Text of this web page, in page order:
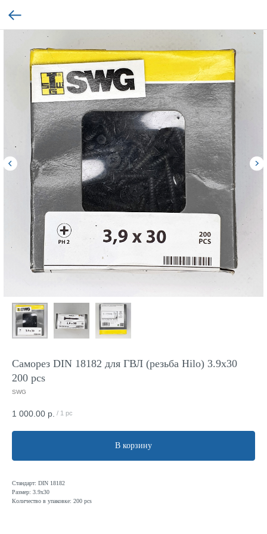
Саморез DIN 18182 для ГВЛ (резьба Hilo) 3.9x30
200 pcs
SWG
1 000.00 р. / 1 pc
В корзину
Стандарт: DIN 18182
Размер: 3.9х30
Количество в упаковке: 200 pcs